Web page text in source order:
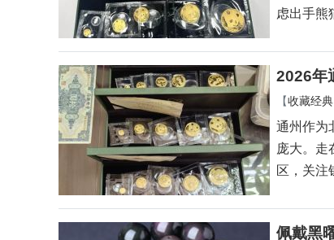
虑出手熊
2026年
【收藏经典
通州作为
庞大。走
区，关注
佩戴黑